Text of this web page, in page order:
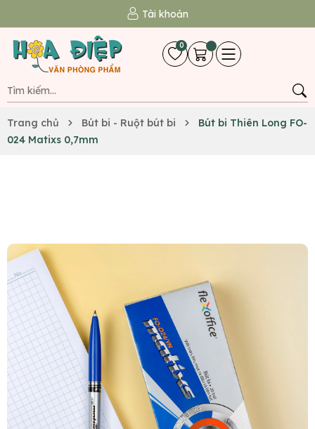
Tài khoản
0
Trang chủ Bút bi - Ruột bút bi
Bút bi Thiên Long FO-
024 Matixs 0,7mm